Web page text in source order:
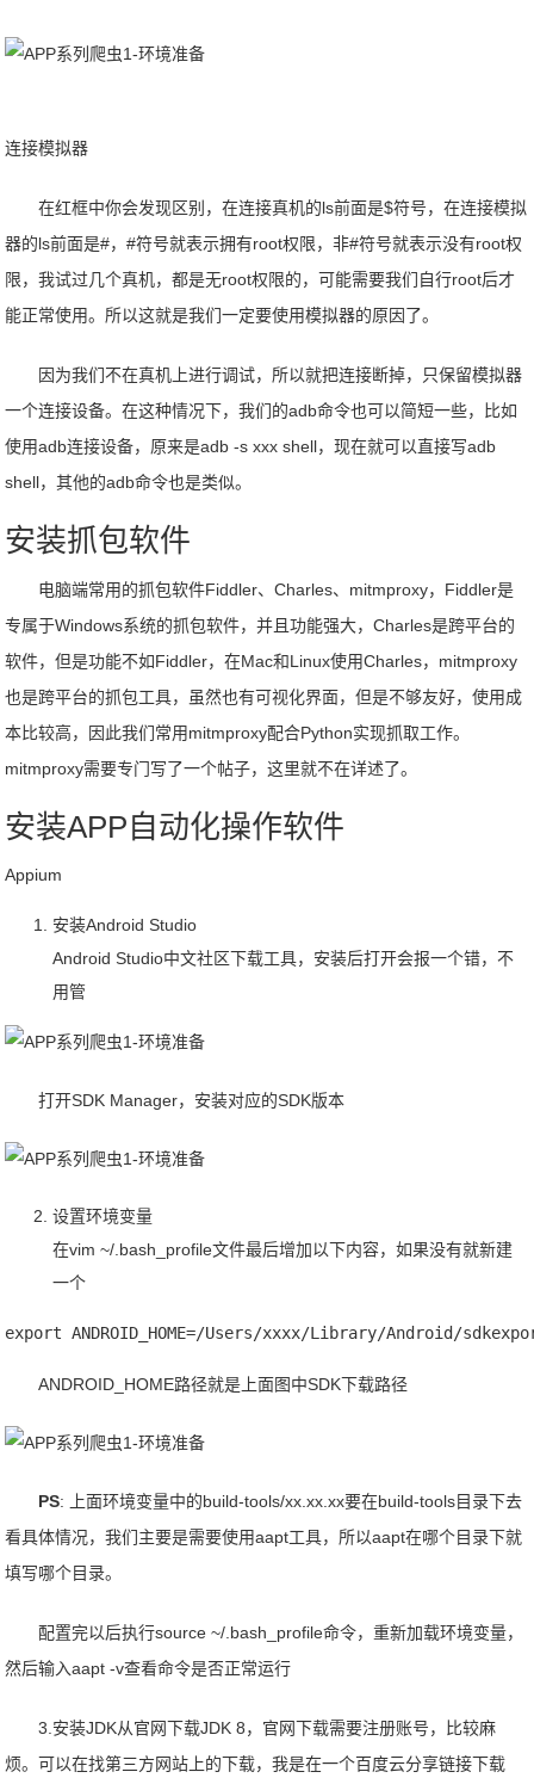
连接模拟器
在红框中你会发现区别，在连接真机的ls前面是$符号，在连接模拟
器的ls前面是#，#符号就表示拥有root权限，非#符号就表示没有root权
限，我试过几个真机，都是无root权限的，可能需要我们自行root后才
能正常使用。所以这就是我们一定要使用模拟器的原因了。
因为我们不在真机上进行调试，所以就把连接断掉，只保留模拟器
一个连接设备。在这种情况下，我们的adb命令也可以简短一些，比如
使用adb连接设备，原来是adb -s xxx shell，现在就可以直接写adb
shell，其他的adb命令也是类似。
安装抓包软件
电脑端常用的抓包软件Fiddler、Charles、mitmproxy，Fiddler是
专属于Windows系统的抓包软件，并且功能强大，Charles是跨平台的
软件，但是功能不如Fiddler，在Mac和Linux使用Charles，mitmproxy
也是跨平台的抓包工具，虽然也有可视化界面，但是不够友好，使用成
本比较高，因此我们常用mitmproxy配合Python实现抓取工作。
mitmproxy需要专门写了一个帖子，这里就不在详述了。
安装APP自动化操作软件
Appium
安装Android Studio
Android Studio中文社区下载工具，安装后打开会报一个错，不
用管
打开SDK Manager，安装对应的SDK版本
设置环境变量
在vim ~/.bash_profile文件最后增加以下内容，如果没有就新建
一个
export ANDROID_HOME=/Users/xxxx/Library/Android/
ANDROID_HOME路径就是上面图中SDK下载路径
PS: 上面环境变量中的build-tools/xx.xx.xx要在build-tools目录下去
看具体情况，我们主要是需要使用aapt工具，所以aapt在哪个目录下就
填写哪个目录。
配置完以后执行source ~/.bash_profile命令，重新加载环境变量，
然后输入aapt -v查看命令是否正常运行
3.安装JDK从官网下载JDK 8，官网下载需要注册账号，比较麻
烦。可以在找第三方网站上的下载，我是在一个百度云分享链接下载